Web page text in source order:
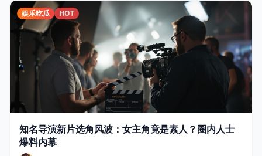
娱乐吃瓜 HOT
知名导演新片选角风波：女主角竟是素人？圈内人士
爆料内幕